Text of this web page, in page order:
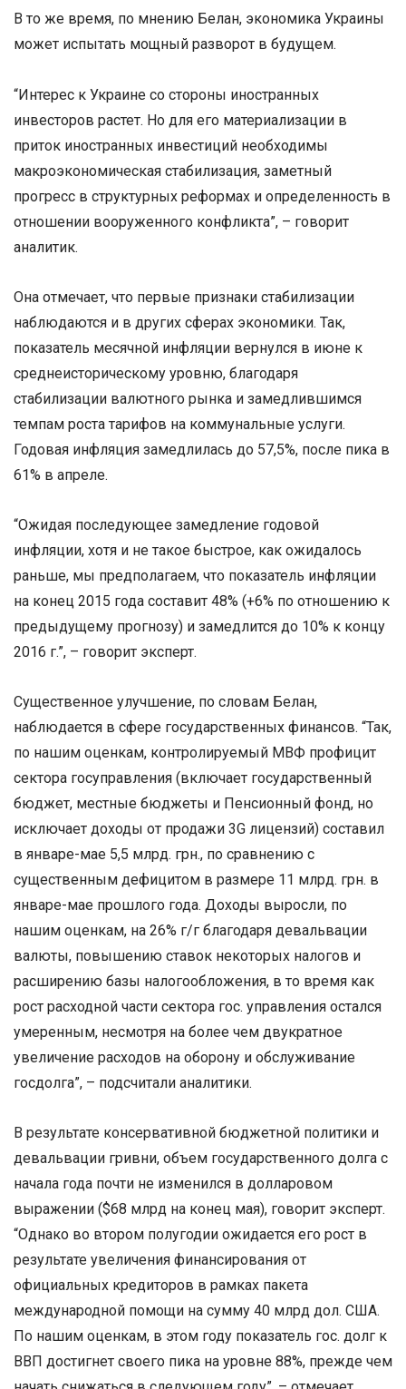
В то же время, по мнению Белан, экономика Украины
может испытать мощный разворот в будущем.
“Интерес к Украине со стороны иностранных
инвесторов растет. Но для его материализации в
приток иностранных инвестиций необходимы
макроэкономическая стабилизация, заметный
прогресс в структурных реформах и определенность в
отношении вооруженного конфликта”, – говорит
аналитик.
Она отмечает, что первые признаки стабилизации
наблюдаются и в других сферах экономики. Так,
показатель месячной инфляции вернулся в июне к
среднеисторическому уровню, благодаря
стабилизации валютного рынка и замедлившимся
темпам роста тарифов на коммунальные услуги.
Годовая инфляция замедлилась до 57,5%, после пика в
61% в апреле.
“Ожидая последующее замедление годовой
инфляции, хотя и не такое быстрое, как ожидалось
раньше, мы предполагаем, что показатель инфляции
на конец 2015 года составит 48% (+6% по отношению к
предыдущему прогнозу) и замедлится до 10% к концу
2016 г.”, – говорит эксперт.
Существенное улучшение, по словам Белан,
наблюдается в сфере государственных финансов. “Так,
по нашим оценкам, контролируемый МВФ профицит
сектора госуправления (включает государственный
бюджет, местные бюджеты и Пенсионный фонд, но
исключает доходы от продажи 3G лицензий) составил
в январе-мае 5,5 млрд. грн., по сравнению с
существенным дефицитом в размере 11 млрд. грн. в
январе-мае прошлого года. Доходы выросли, по
нашим оценкам, на 26% г/г благодаря девальвации
валюты, повышению ставок некоторых налогов и
расширению базы налогообложения, в то время как
рост расходной части сектора гос. управления остался
умеренным, несмотря на более чем двукратное
увеличение расходов на оборону и обслуживание
госдолга”, – подсчитали аналитики.
В результате консервативной бюджетной политики и
девальвации гривни, объем государственного долга с
начала года почти не изменился в долларовом
выражении ($68 млрд на конец мая), говорит эксперт.
“Однако во втором полугодии ожидается его рост в
результате увеличения финансирования от
официальных кредиторов в рамках пакета
международной помощи на сумму 40 млрд дол. США.
По нашим оценкам, в этом году показатель гос. долг к
ВВП достигнет своего пика на уровне 88%, прежде чем